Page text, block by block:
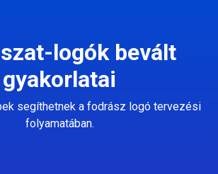
logók bevált
gyakorlatai
segíthetnek a fodrász logó tervezési
folyamatában.